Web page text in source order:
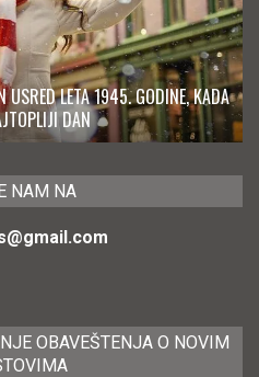
LETA 1945. GODINE, KADA
DAN
NAM NA
OBAVEŠTENJA O NOVIM